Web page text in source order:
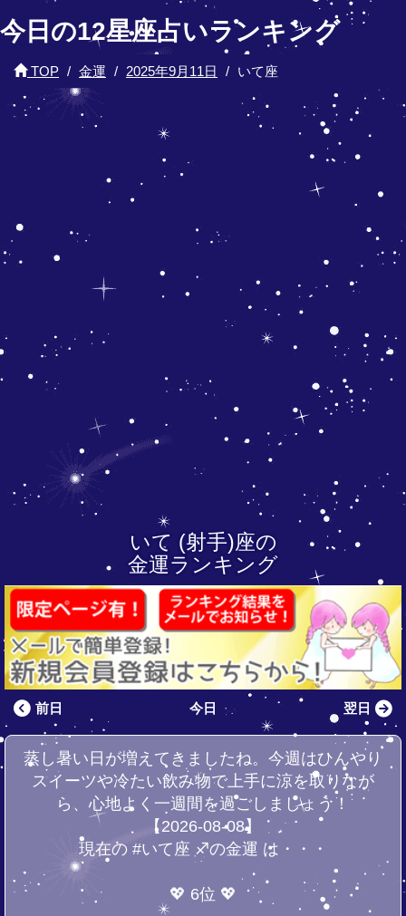
今日の12星座占いランキング
TOP 金運 2025年9月11日 いて座
いて (射手)座の
金運ランキング
前日 今日 翌日
蒸し暑い日が増えてきましたね。今週はひんやり
スイーツや冷たい飲み物で上手に涼を取りなが
ら、心地よく一週間を過ごしましょう！
【2026-08-08】
現在の #いて座 ♐の金運 は・・・
💖 6位 💖